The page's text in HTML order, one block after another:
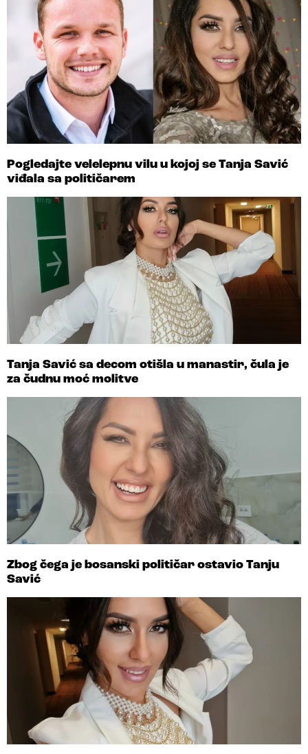
Pogledajte velelepnu vilu u kojoj se Tanja Savić
viđala sa političarem
Tanja Savić sa decom otišla u manastir, čula je
za čudnu moć molitve
Zbog čega je bosanski političar ostavio Tanju
Savić